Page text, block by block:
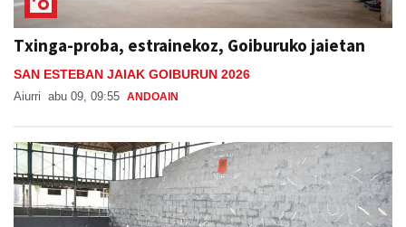
Txinga-proba, estrainekoz, Goiburuko jaietan
SAN ESTEBAN JAIAK GOIBURUN 2026
Aiurri abu 09, 09:55 ANDOAIN